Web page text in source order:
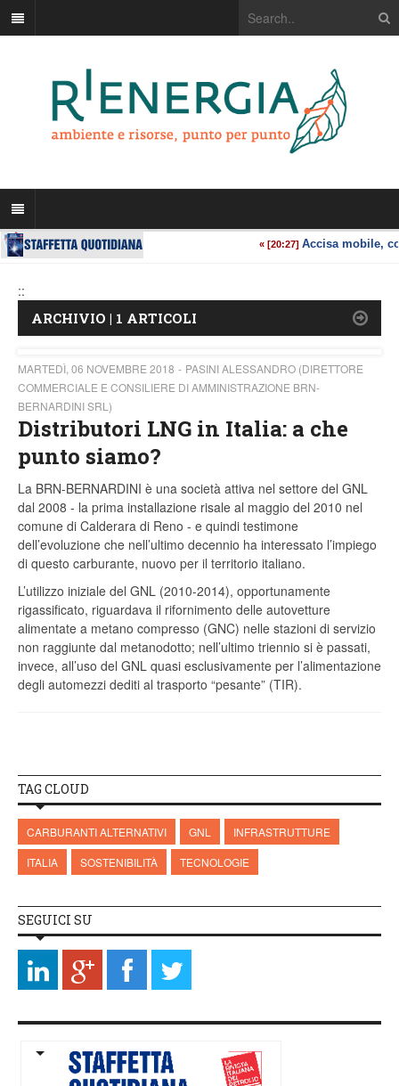
::
ARCHIVIO | 1 ARTICOLI
MARTEDÌ, 06 NOVEMBRE 2018
PASINI ALESSANDRO (DIRETTORE
COMMERCIALE E CONSILIERE DI AMMINISTRAZIONE BRN-
BERNARDINI SRL)
Distributori LNG in Italia: a che
punto siamo?
La BRN-BERNARDINI è una società attiva nel settore del GNL
dal 2008 - la prima installazione risale al maggio del 2010 nel
comune di Calderara di Reno - e quindi testimone
dell’evoluzione che nell’ultimo decennio ha interessato l’impiego
di questo carburante, nuovo per il territorio italiano.
L’utilizzo iniziale del GNL (2010-2014), opportunamente
rigassificato, riguardava il rifornimento delle autovetture
alimentate a metano compresso (GNC) nelle stazioni di servizio
non raggiunte dal metanodotto; nell’ultimo triennio si è passati,
invece, all’uso del GNL quasi esclusivamente per l’alimentazione
degli automezzi dediti al trasporto “pesante” (TIR).
TAG CLOUD
CARBURANTI ALTERNATIVI GNL
INFRASTRUTTURE
ITALIA
SOSTENIBILITÀ TECNOLOGIE
SEGUICI SU